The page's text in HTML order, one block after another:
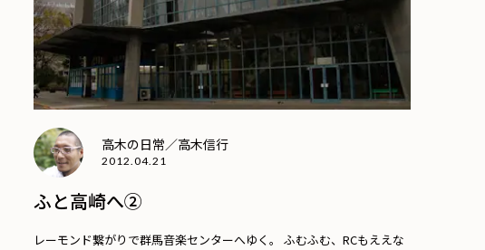
高木の日常／高木信行
2012.04.21
ふと高崎へ②
レーモンド繋がりで群馬音楽センターへゆく。 ふむふむ、RCもええな